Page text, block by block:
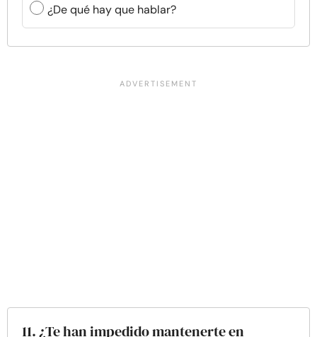
¿De qué hay que hablar?
11. ¿Te han impedido mantenerte en